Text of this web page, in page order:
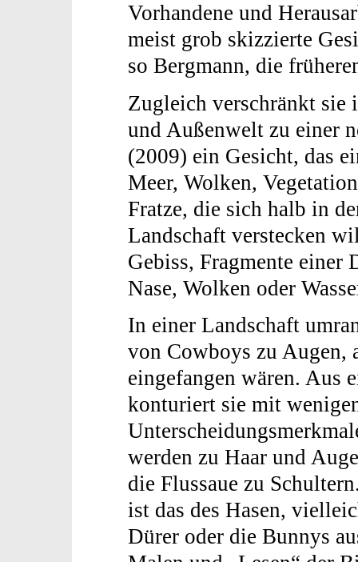
Vorhandene und
meist grob skizzierte
so Bergmann, die
Zugleich verschränkt sie
und Außenwelt zu einer
(2009) ein Gesicht, das
Meer, Wolken,
Fratze, die sich halb in
Landschaft verstecken
Gebiss, Fragmente einer
Nase, Wolken oder
In einer Landschaft
von Cowboys zu Augen,
eingefangen wären. Aus
konturiert sie mit
werden zu Haar und
die Flussaue zu
ist das des Hasen,
Dürer oder die Bunnys